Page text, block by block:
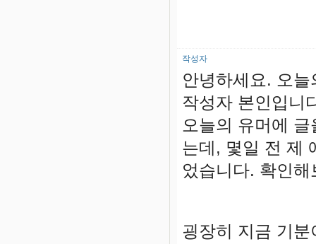
작성자
안녕하세요. 오
작성자 본인입니
오늘의 유머에
는데, 몇일 전 제
었습니다. 확인
굉장히 지금 기